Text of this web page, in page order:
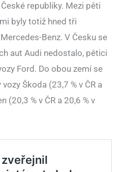
republiky. Mezi pěti
byly totiž hned tři
Benz. V Česku se
aut Audi nedostalo, pětici
Ford. Do obou zemí se
Škoda (23,7 % v ČR a
(20,3 % v ČR a 20,6 % v